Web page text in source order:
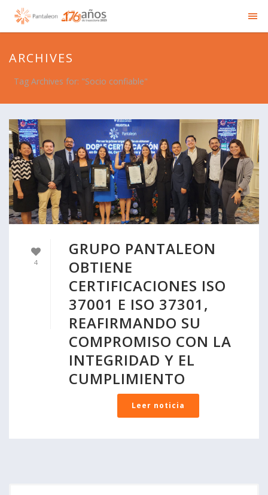
ARCHIVES
Tag Archives for: "Socio confiable"
4
GRUPO PANTALEON
OBTIENE
CERTIFICACIONES ISO
37001 E ISO 37301,
REAFIRMANDO SU
COMPROMISO CON LA
INTEGRIDAD Y EL
CUMPLIMIENTO
Leer noticia